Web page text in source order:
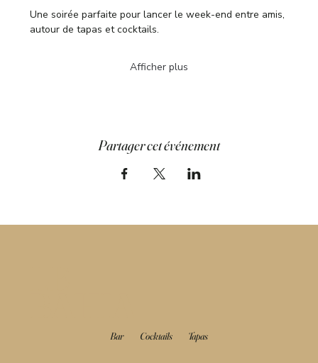
Une soirée parfaite pour lancer le week-end entre amis,
autour de tapas et cocktails.
Afficher plus
Partager cet événement
Bar Cocktails Tapas